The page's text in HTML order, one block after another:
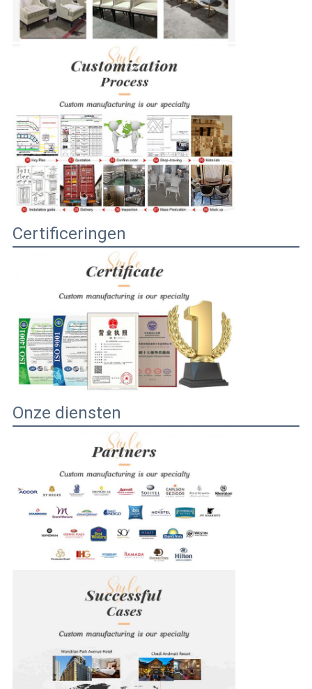
Certificeringen
Onze diensten